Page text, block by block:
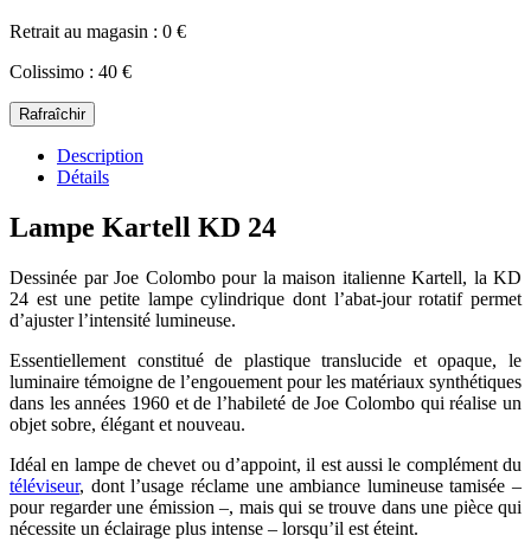
Retrait au magasin : 0 €
Colissimo : 40 €
Description
Détails
Lampe Kartell KD 24
Dessinée par Joe Colombo pour la maison italienne Kartell, la KD
24 est une petite lampe cylindrique dont l’abat-jour rotatif permet
d’ajuster l’intensité lumineuse.
Essentiellement constitué de plastique translucide et opaque, le
luminaire témoigne de l’engouement pour les matériaux synthétiques
dans les années 1960 et de l’habileté de Joe Colombo qui réalise un
objet sobre, élégant et nouveau.
Idéal en lampe de chevet ou d’appoint, il est aussi le complément du
téléviseur, dont l’usage réclame une ambiance lumineuse tamisée –
pour regarder une émission –, mais qui se trouve dans une pièce qui
nécessite un éclairage plus intense – lorsqu’il est éteint.